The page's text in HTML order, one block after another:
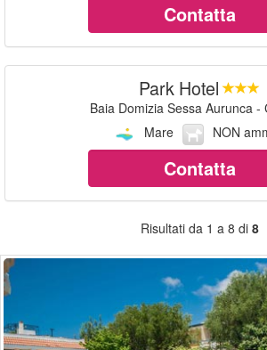
Contatta
Park Hotel
Baia Domizia Sessa Aurunca -
Mare
NON
Contatta
Risultati da 1 a 8 di 8